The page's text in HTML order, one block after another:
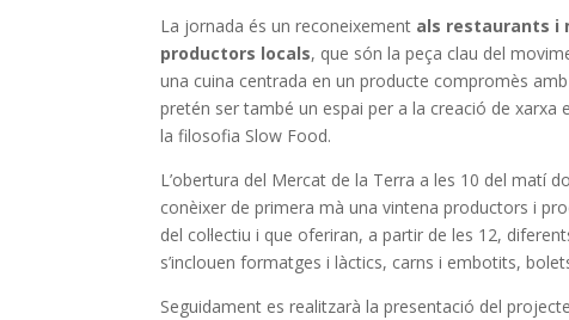
La jornada és un reconeixement als restaurants i
productors locals, que són la peça clau del
una cuina centrada en un producte compromès
pretén ser també un espai per a la creació de
la filosofia Slow Food.
L’obertura del Mercat de la Terra a les 10 del matí
conèixer de primera mà una vintena productors i
del col·lectiu i que oferiran, a partir de les 12,
s’inclouen formatges i làctics, carns i embotits,
Seguidament es realitzarà la presentació del